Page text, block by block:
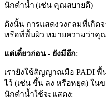
นักดำน้ำ (เช่น คุณสบายดี)
ดังนั้น การแสดงวงกลมที่เกิ
หรือที่พื้นผิว หมายความว่าคุ
แต่เดี๋ยวก่อน - ยังมีอีก:
เรายังใช้สัญญาณมือ PADI พื้
ไว้ (เช่น ขึ้น ลง หรือหยุด) ใ
นักดำน้ำใช้จะแสดง: